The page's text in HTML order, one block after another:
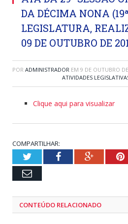
DA DÉCIMA NONA
LEGISLATURA,
09 DE OUTUBRO DE
POR ADMINISTRADOR EM 9 DE OUTUBRO
ATIVIDADES
Clique aqui para visualizar
COMPARTILHAR:
TwitterFacebookGoogle+
Email
CONTEÚDO RELACIONADO